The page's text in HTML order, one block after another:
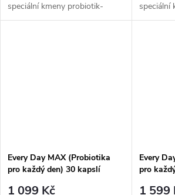
speciální kmeny probiotik-
Garance 2,5 miliardy KTJ v
speciální
Garance
Every Day MAX (Probiotika
pro každý den) 30 kapslí
1 099 Kč
Every
pro
1 599